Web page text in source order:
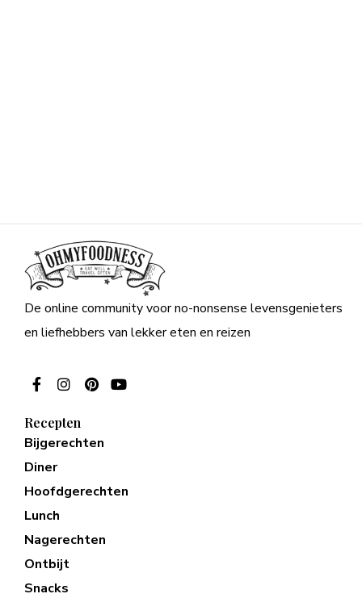
De online community voor no-nonsense levensgenieters
en liefhebbers van lekker eten en reizen
Recepten
Bijgerechten
Diner
Hoofdgerechten
Lunch
Nagerechten
Ontbijt
Snacks